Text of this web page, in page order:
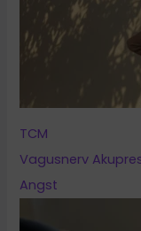
TCM
Vagusnerv
Angst